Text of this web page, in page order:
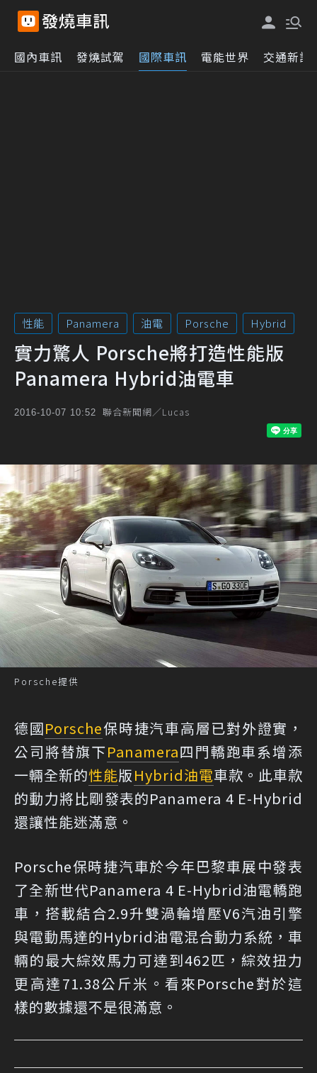
國內車訊 發燒試駕 國際車訊 電能世界 交通新訊
性能 Panamera 油電 Porsche Hybrid
實力驚人 Porsche將打造性能版
Panamera Hybrid油電車
2016-10-07 10:52 聯合新聞網／Lucas
Porsche提供
德國Porsche保時捷汽車高層已對外證實，
公司將替旗下Panamera四門轎跑車系增添
一輛全新的性能版Hybrid油電車款。此車款
的動力將比剛發表的Panamera 4 E-Hybrid
還讓性能迷滿意。
Porsche保時捷汽車於今年巴黎車展中發表
了全新世代Panamera 4 E-Hybrid油電轎跑
車，搭載結合2.9升雙渦輪增壓V6汽油引擎
與電動馬達的Hybrid油電混合動力系統，車
輛的最大綜效馬力可達到462匹，綜效扭力
更高達71.38公斤米。看來Porsche對於這
樣的數據還不是很滿意。